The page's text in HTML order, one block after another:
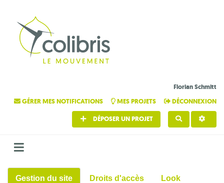
Florian Schmitt
GÉRER MES NOTIFICATIONS
MES PROJETS DÉCONNEXION
DÉPOSER UN PROJET
Gestion du site Droits d'accès Look